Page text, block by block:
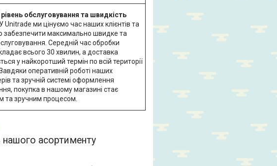
обслуговування та швидкість
У Unitrade ми цінуємо час наших клієнтів та
забезпечити максимально швидке та
Середній час обробки
всього 30 хвилин, а доставка
у найкоротший термін по всій території
оперативній роботі наших
та зручній системі оформлення
покупка в нашому магазині стає
та зручним процесом.
нашого асортименту